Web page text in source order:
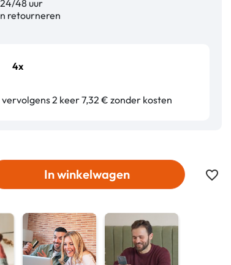
48 uur
retourneren
4x
2 keer 7,32 € zonder kosten
In winkelwagen favorite_border